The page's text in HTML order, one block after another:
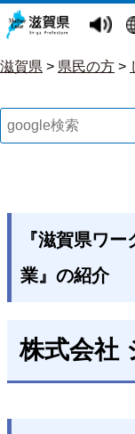
滋賀県 > 県民の方 >
『滋賀県ワ
業』の紹介
株式会社